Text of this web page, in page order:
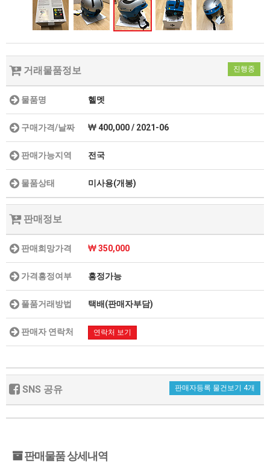
거래물품정보 진행중
물품명 헬멧
구매가격/날짜 400,000 / 2021-06
판매가능지역 전국
물품상태 미사용(개봉)
판매정보
판매희망가격 350,000
가격흥정여부 흥정가능
풀품거래방법 택배(판매자부담)
판매자 연락처 연락처 보기
SNS 공유 판매자등록 물건보기 4개
판매물품 상세내역